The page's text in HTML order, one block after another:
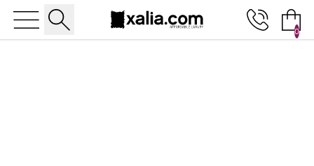
0
10% ΕΚΠΤΩΣΗ ΣΕ ΕΠΙΛΕΓΜΕΝΑ ΠΡΟΪΟΝΤΑ